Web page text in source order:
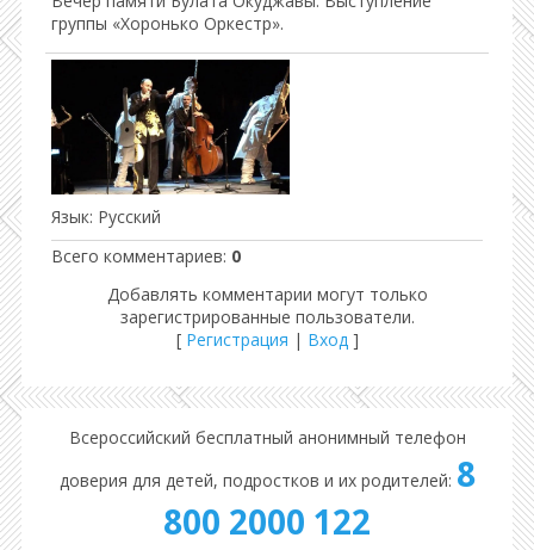
группы «Хоронько Оркестр».
Язык: Русский
Всего комментариев: 0
Добавлять комментарии могут только
зарегистрированные пользователи.
[ Регистрация | Вход ]
Всероссийский бесплатный анонимный телефон
доверия для детей, подростков и их родителей: 8
800 2000 122